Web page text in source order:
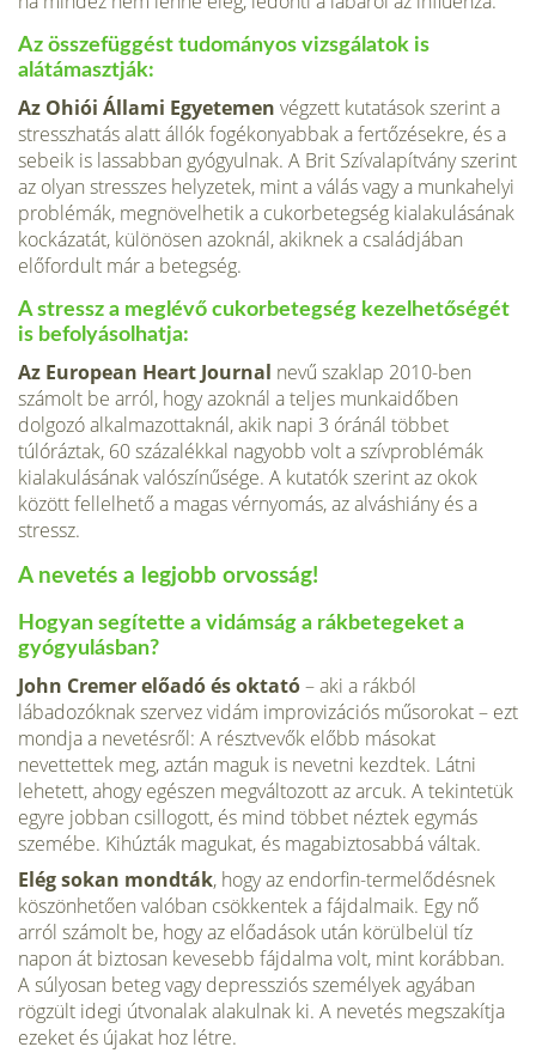
Az összefüggést tudományos vizsgálatok is
alátámasztják:
Az Ohiói Állami Egyetemen végzett kutatások szerint a
stresszhatás alatt állók fogékonyabbak a fertőzésekre, és a
sebeik is lassabban gyógyulnak. A Brit Szívalapítvány szerint
az olyan stresszes helyzetek, mint a válás vagy a munkahelyi
problémák, megnövelhetik a cukorbetegség kialakulásának
kockázatát, különösen azoknál, akiknek a családjában
előfordult már a betegség.
A stressz a meglévő cukorbetegség kezelhetőségét
is befolyásolhatja:
Az European Heart Journal nevű szaklap 2010-ben
számolt be arról, hogy azoknál a teljes munkaidőben
dolgozó alkalmazottaknál, akik napi 3 óránál többet
túlóráztak, 60 százalékkal nagyobb volt a szívproblémák
kialakulásának valószínűsége. A kutatók szerint az okok
között fellelhető a magas vérnyomás, az alváshiány és a
stressz.
A nevetés a legjobb orvosság!
Hogyan segítette a vidámság a rákbetegeket a
gyógyulásban?
John Cremer előadó és oktató– aki a rákból
lábadozóknak szervez vidám improvizációs műsorokat – ezt
mondja a nevetésről: A résztvevők előbb másokat
nevettettek meg, aztán maguk is nevetni kezdtek. Látni
lehetett, ahogy egészen megváltozott az arcuk. A tekintetük
egyre jobban csillogott, és mind többet néztek egymás
szemébe. Kihúzták magukat, és magabiztosabbá váltak.
Elég sokan mondták, hogy az endorfin-termelődésnek
köszönhetően valóban csökkentek a fájdalmaik. Egy nő
arról számolt be, hogy az előadások után körülbelül tíz
napon át biztosan kevesebb fájdalma volt, mint korábban.
A súlyosan beteg vagy depressziós személyek agyában
rögzült idegi útvonalak alakulnak ki. A nevetés megszakítja
ezeket és újakat hoz létre.